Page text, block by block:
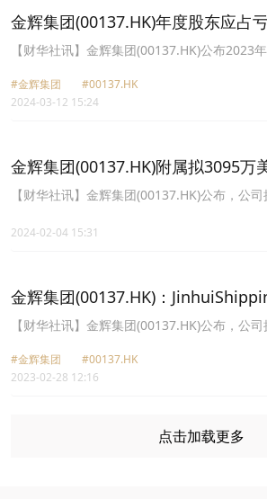
金辉集团(00137.HK)年度股东应占
港元
【财华社讯】金辉集团(00137.HK)公布2023
年亏损净额为4559.5万港元，同比扩大
0.512港元。不派末期股息。
#金辉集团
#00137.HK
2024-03-12 15:24
金辉集团(00137.HK)附属拟3095万
货船
【财华社讯】金辉集团(00137.HK)公布，公
方Dynamic Shipping Navigation S.A.就有关
2024-02-04 15:31
金辉集团(00137.HK)：
711.3万美元 末期息0.04美元
【财华社讯】金辉集团(00137.HK)公布，公
月31日止年度，实现营业收入1.52亿美元，同
亏损净额711.3万美元，其中包括自置船舶减
#金辉集团
#00137.HK
2023-02-28 12:16
点击加载更多